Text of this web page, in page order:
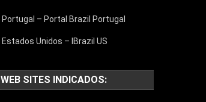
Portugal – Portal Brazil Portugal
Estados Unidos – IBrazil US
WEB SITES INDICADOS: